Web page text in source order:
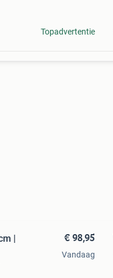
Topadvertentie
|
€ 98,95
Vandaag